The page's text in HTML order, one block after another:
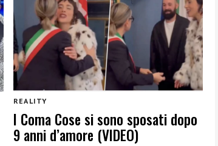
REALITY
I Coma Cose si sono sposati dopo
9 anni d’amore (VIDEO)